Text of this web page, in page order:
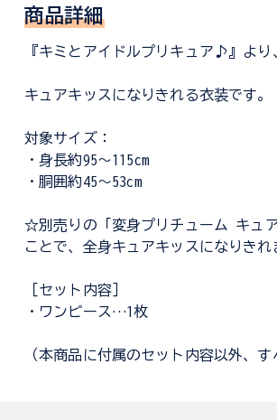
商品詳細
『キミとアイドルプリキュア♪』よ
キュアキッスになりきれる衣装です。
対象サイズ：
・身長約95～115cm
・胴囲約45～53cm
☆別売りの「変身プリチューム キュ
ことで、全身キュアキッスになりきれ
［セット内容］
・ワンピース…1枚
（本商品に付属のセット内容以外、す